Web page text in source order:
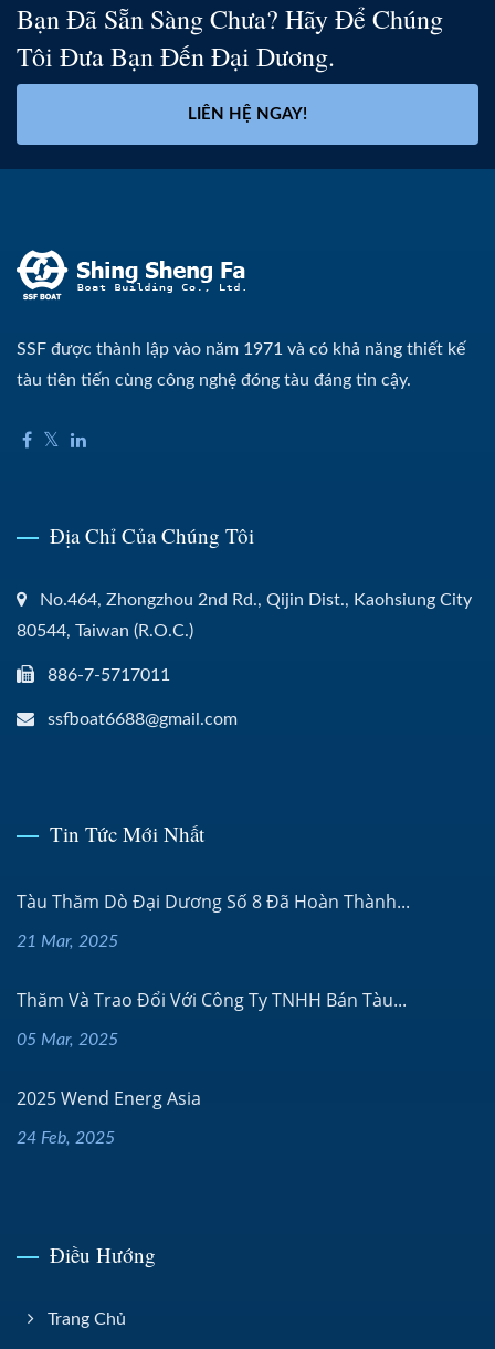
Bạn Đã Sẵn Sàng Chưa? Hãy Để Chúng
Tôi Đưa Bạn Đến Đại Dương.
LIÊN HỆ NGAY!
SSF được thành lập vào năm 1971 và có khả năng thiết kế
tàu tiên tiến cùng công nghệ đóng tàu đáng tin cậy.
Địa Chỉ Của Chúng Tôi
No.464, Zhongzhou 2nd Rd., Qijin Dist., Kaohsiung City
80544, Taiwan (R.O.C.)
886-7-5717011
ssfboat6688@gmail.com
Tin Tức Mới Nhất
Tàu Thăm Dò Đại Dương Số 8 Đã Hoàn Thành...
21 Mar, 2025
Thăm Và Trao Đổi Với Công Ty TNHH Bán Tàu...
05 Mar, 2025
2025 Wend Energ Asia
24 Feb, 2025
Điều Hướng
Trang Chủ